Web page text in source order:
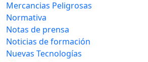
Mercancias Peligrosas
Normativa
Notas de prensa
Noticias de formación
Nuevas Tecnologías